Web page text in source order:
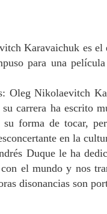
Karavaichuk es
para una
Oleg Nikolaevitch
carrera ha escrito
forma de tocar,
en la
Duque le ha
el mundo y nos
disonancias son